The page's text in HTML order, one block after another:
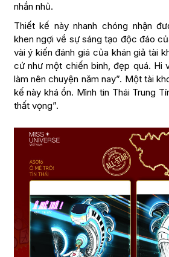
nhắn nhủ.
Thiết kế này nhanh chóng nhận
khen ngợi về sự sáng tạo độc đáo
vài ý kiến đánh giá của khán giả tài
cứ như một chiến binh, đẹp quá. Hi
làm nên chuyện năm nay”. Một tài
kế này khá ổn. Mình tin Thái Trung
thất vọng”.